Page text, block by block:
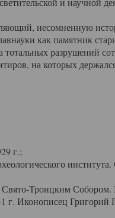
несомненную
как памятник
разрушений
на которых
г.;
института.
Троицким Собором.
г. Иконописец Григорий